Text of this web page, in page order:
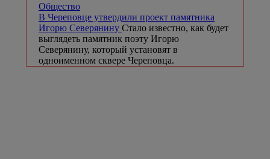
Общество
В Череповце утвердили проект памятника
Игорю Северянину Стало известно, как будет
выглядеть памятник поэту Игорю
Северянину, который установят в
одноименном сквере Череповца.